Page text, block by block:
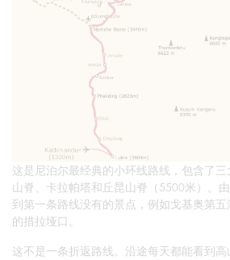
这是尼泊尔最经典的小环线路线，包含了
山脊、卡拉帕塔和丘昆山脊（5500米）。
到第一条路线没有的景点，例如戈基奥第
的措拉垭口。
这不是一条折返路线。沿途每天都能看到